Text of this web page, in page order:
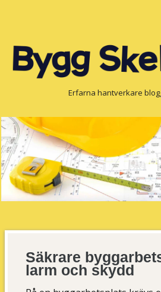
FÖNSTER
Erfarna hantverkare
Säkrare
larm och skydd